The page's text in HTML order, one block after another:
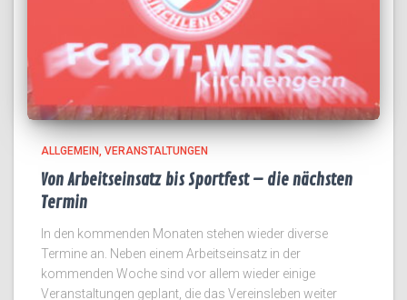
ALLGEMEIN VERANSTALTUNGEN
Von Arbeitseinsatz bis Sportfest – die nächsten
Termin
In den kommenden Monaten stehen wieder diverse
Termine an. Neben einem Arbeitseinsatz in der
kommenden Woche sind vor allem wieder einige
Veranstaltungen geplant, die das Vereinsleben weiter